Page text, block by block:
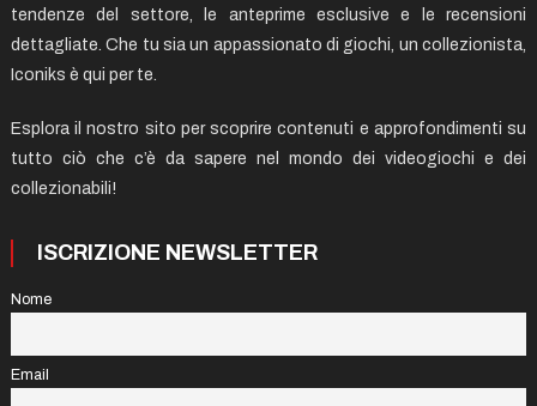
tendenze del settore, le anteprime esclusive e le recensioni
dettagliate. Che tu sia un appassionato di giochi, un collezionista,
Iconiks è qui per te.
Esplora il nostro sito per scoprire contenuti e approfondimenti su
tutto ciò che c’è da sapere nel mondo dei videogiochi e dei
collezionabili!
ISCRIZIONE NEWSLETTER
Nome
Email